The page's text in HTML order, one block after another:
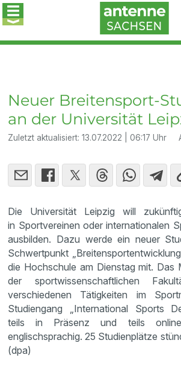
Neuer Breitensport-
an der Universität
Zuletzt aktualisiert:13.07.2022 | 06:17 Uhr
Die Universität Leipzig will
in Sportvereinen oder internationalen
ausbilden. Dazu werde ein neuer
Schwertpunkt
die Hochschule am Dienstag mit. Das
der sportwissenschaftlichen
verschiedenen Tätigkeiten im
Studiengang „International Sports
teils in Präsenz und teils
englischsprachig. 25 Studienplätze
(dpa)